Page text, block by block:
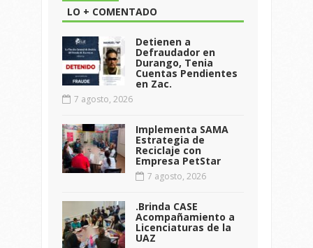
LO + COMENTADO
Detienen a
Defraudador en
Durango, Tenia
Cuentas Pendientes
en Zac.
7 agosto, 2026
Implementa SAMA
Estrategia de
Reciclaje con
Empresa PetStar
7 agosto, 2026
.Brinda CASE
Acompañamiento a
Licenciaturas de la
UAZ